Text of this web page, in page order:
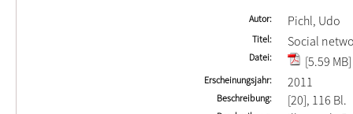
Autor Pichl, Udo
Titel Social
Datei [5.59 MB]
Erscheinungsjahr 2011
Beschreibung [20], 116 Bl.